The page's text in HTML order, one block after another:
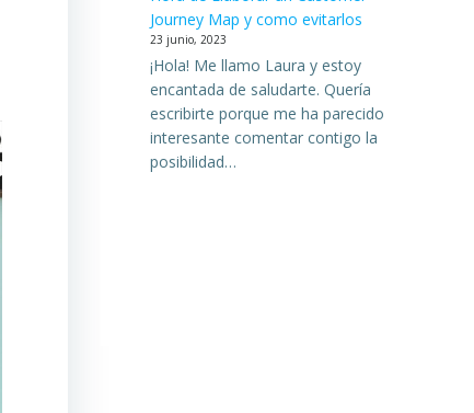
Journey Map y como evitarlos
23 junio, 2023
¡Hola! Me llamo Laura y estoy
encantada de saludarte. Quería
escribirte porque me ha parecido
interesante comentar contigo la
posibilidad…